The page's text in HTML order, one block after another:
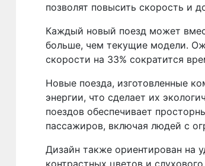
позволят повысить скорость и
Каждый новый поезд может
больше, чем текущие модели.
скорости на 33% сократится
Новые поезда, изготовленные
энергии, что сделает их
поездов обеспечивает
пассажиров, включая людей с
Дизайн также ориентирован на
контрастных цветов и